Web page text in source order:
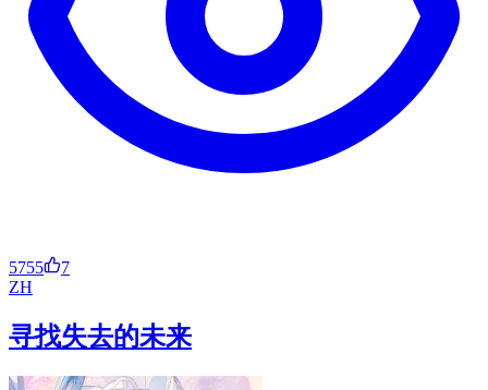
5755
7
ZH
寻找失去的未来